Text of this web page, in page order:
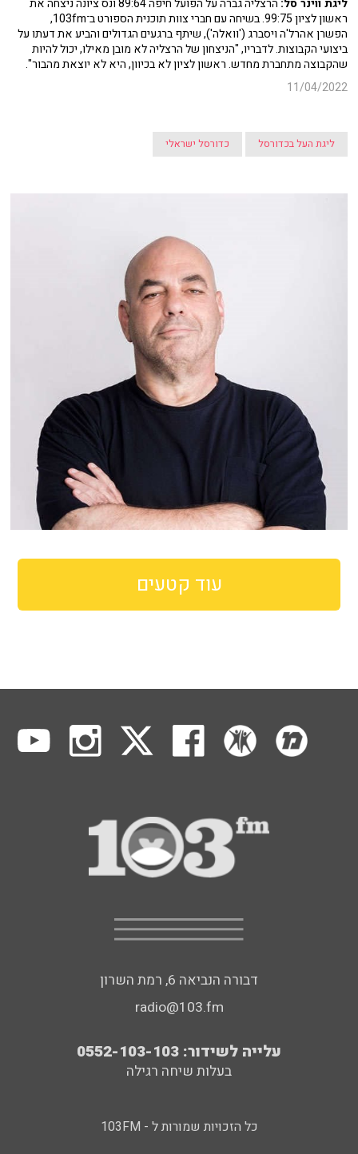
ליגת ווינר סל:
הרצליה גברה על הפועל חיפה 89:64 ונס ציונה ניצחה את
ראשון לציון 99:75. בשיחה עם חברי צוות תוכנית הספורט ב־103fm,
הפשרן אהרל'ה ויסברג ('וואלה'), שיתף ברגעים הגדולים והביע את דעתו על
ביצועי הקבוצות. לדבריו, "הניצחון של הרצליה לא מובן מאילו, יכול להיות
שהקבוצה מתחברת מחדש. ראשון לציון לא בכיוון, היא לא יוצאת מהבור".
11/04/2022
ליגת העל בכדורסל כדורסל ישראלי
עוד קטעים
דבורה הנביאה 6, רמת השרון
radio@103.fm
עלייה לשידור: 0552-103-103
בעלות שיחה רגילה
כל הזכויות שמורות ל - 103FM